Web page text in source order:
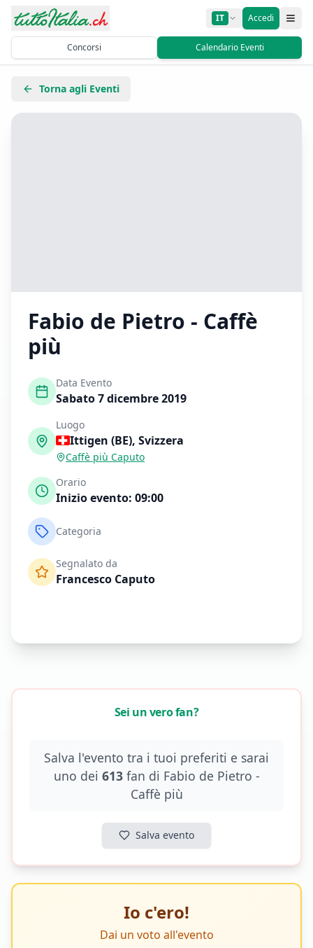
IT Accedi
Concorsi Calendario Eventi
Torna agli Eventi
Fabio de Pietro - Caffè
più
Data Evento
Sabato 7 dicembre 2019
Luogo
Ittigen (BE), Svizzera
Caffè più Caputo
Orario
Inizio evento: 09:00
Categoria
Segnalato da
Francesco Caputo
Sei un vero fan?
Salva l'evento tra i tuoi preferiti e sarai
uno dei 613fan di Fabio de Pietro -
Caffè più
Salva evento
Io c'ero!
Dai un voto all'evento